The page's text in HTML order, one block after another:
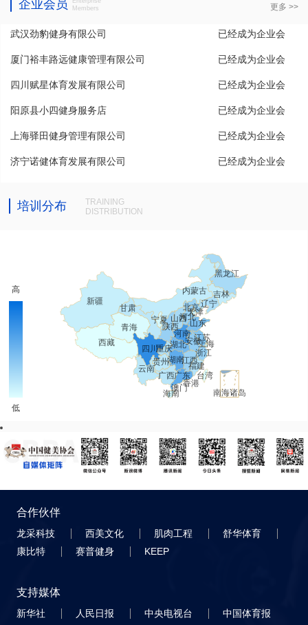
企业会员
Members
更多 >>
武汉劲豹健身有限公司 已经成为企业会
员
厦门裕丰路远健康管理有限公司 已经成为企业会
员
四川赋星体育发展有限公司 已经成为企业会
员
阳原县小四健身服务店 已经成为企业会
员
上海驿田健身管理有限公司 已经成为企业会
员
济宁诺健体育发展有限公司 已经成为企业会
培训分布
TRAINING
DISTRIBUTION
合作伙伴
龙采科技 西美文化 肌肉工程
舒华体育
康比特
赛普健身 KEEP
支持媒体
新华社 人民日报 中央电视台 中国体育报